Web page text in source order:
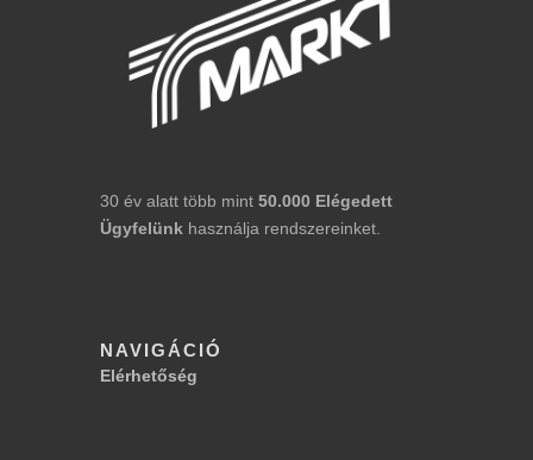
30 év alatt több mint 50.000 Elégedett
Ügyfelünk használja rendszereinket.
NAVIGÁCIÓ
Elérhetőség